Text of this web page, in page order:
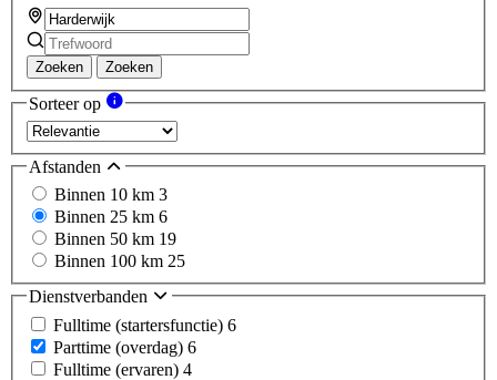
Zoeken Zoeken
Sorteer op
Afstanden
Binnen 10 km 3
Binnen 25 km 6
Binnen 50 km 19
Binnen 100 km 25
Dienstverbanden
Fulltime (startersfunctie) 6
Parttime (overdag) 6
Fulltime (ervaren) 4